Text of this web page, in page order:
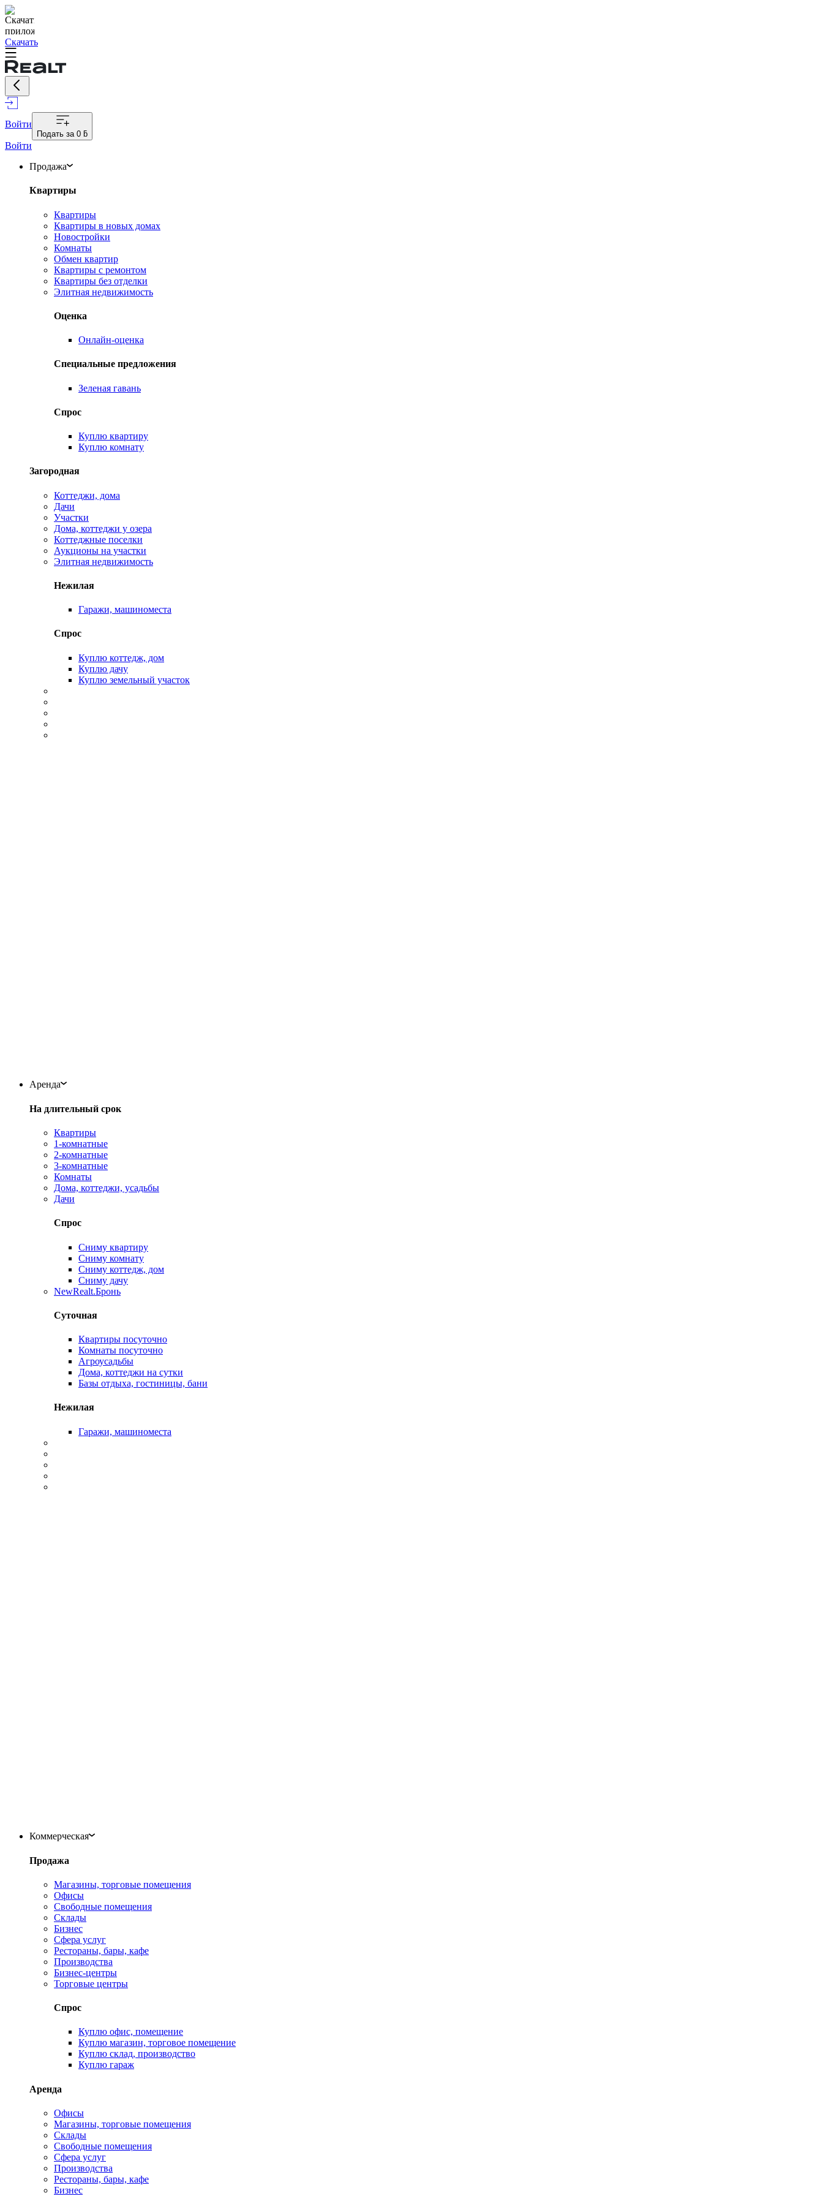
Скачать
Войти
Подать за 0 ƃ
Войти
Продажа
Квартиры
Квартиры
Квартиры в новых домах
Новостройки
Комнаты
Обмен квартир
Квартиры с ремонтом
Квартиры без отделки
Элитная недвижимость
Оценка
Онлайн-оценка
Специальные предложения
Зеленая гавань
Спрос
Куплю квартиру
Куплю комнату
Загородная
Коттеджи, дома
Дачи
Участки
Дома, коттеджи у озера
Коттеджные поселки
Аукционы на участки
Элитная недвижимость
Нежилая
Гаражи, машиноместа
Спрос
Куплю коттедж, дом
Куплю дачу
Куплю земельный участок
Аренда
На длительный срок
Квартиры
1-комнатные
2-комнатные
3-комнатные
Комнаты
Дома, коттеджи, усадьбы
Дачи
Спрос
Сниму квартиру
Сниму комнату
Сниму коттедж, дом
Сниму дачу
NewRealt.Бронь
Суточная
Квартиры посуточно
Комнаты посуточно
Агроусадьбы
Дома, коттеджи на сутки
Базы отдыха, гостиницы, бани
Нежилая
Гаражи, машиноместа
Коммерческая
Продажа
Магазины, торговые помещения
Офисы
Свободные помещения
Склады
Бизнес
Сфера услуг
Рестораны, бары, кафе
Производства
Бизнес-центры
Торговые центры
Спрос
Куплю офис, помещение
Куплю магазин, торговое помещение
Куплю склад, производство
Куплю гараж
Аренда
Офисы
Магазины, торговые помещения
Склады
Свободные помещения
Сфера услуг
Производства
Рестораны, бары, кафе
Бизнес